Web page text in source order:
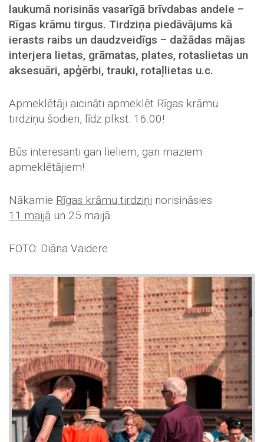
laukumā norisinās vasarīgā brīvdabas andele –
Rīgas krāmu tirgus. Tirdziņa piedāvājums kā
ierasts raibs un daudzveidīgs – dažādas mājas
interjera lietas, grāmatas, plates, rotaslietas un
aksesuāri, apģērbi, trauki, rotaļlietas u.c.
Apmeklētāji aicināti apmeklēt Rīgas krāmu
tirdziņu šodien, līdz plkst. 16.00!
Būs interesanti gan lieliem, gan maziem
apmeklētājiem!
Nākamie Rīgas krāmu tirdziņi norisināsies
11.maijā un 25.maijā.
FOTO: Diāna Vaidere